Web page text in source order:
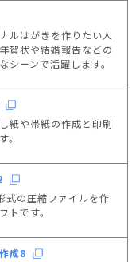
ルはがきを作りたい人
賀状や結婚報告などの
シーンで活躍します。
紙や帯紙の作成と印刷
。
式の圧縮ファイルを作
トです。
成8